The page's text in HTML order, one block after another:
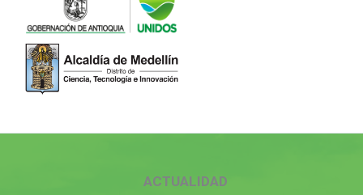
ACTUALIDAD